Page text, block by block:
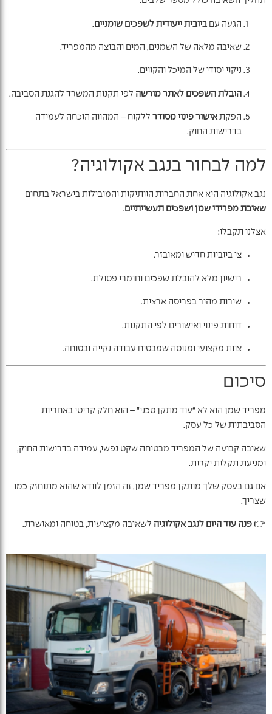
הגעה עם ביובית ייעודית לשפכים שומניים .
שאיבה מלאה של השמנים, המים והבוצה מהמפריד.
ניקוי יסודי של המיכל והקווים.
הובלת השפכים לאתר מורשה לפי תקנות המשרד להגנת הסביבה.
הפקת אישור פינוי מסודר ללקוח – המהווה הוכחה לעמידה
בדרישות החוק.
למה לבחור בנגב אקולוגיה?
נגב אקולוגיה היא אחת החברות הוותיקות והמובילות בישראל בתחום
שאיבת מפרידי שמן ושפכים תעשייתיים .
אצלנו תקבלו:
צי ביוביות חדיש ומאובזר.
רישיון מלא להובלת שפכים וחומרי פסולת.
שירות מהיר בפריסה ארצית.
דוחות פינוי ואישורים לפי התקנות.
צוות מקצועי ומנוסה שמבטיח עבודה נקייה ובטוחה.
סיכום
מפריד שמן הוא לא “עוד מתקן טכני” – הוא חלק קריטי באחריות
הסביבתית של כל עסק.
שאיבה קבועה של המפריד מבטיחה שקט נפשי, עמידה בדרישות החוק,
ומניעת תקלות יקרות.
אם גם בעסק שלך מותקן מפריד שמן, זה הזמן לוודא שהוא מתוחזק כמו
שצריך.
👉 פנה עוד היום לנגב אקולוגיה לשאיבה מקצועית, בטוחה ומאושרת.